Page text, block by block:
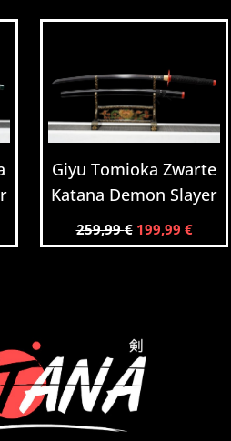
Giyu Tomioka Zwarte
Katana Demon Slayer
259,99€ 199,99 €